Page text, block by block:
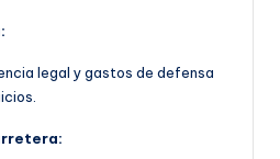
legal y gastos de defensa